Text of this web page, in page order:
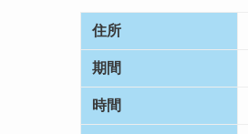
住所
期間
時間